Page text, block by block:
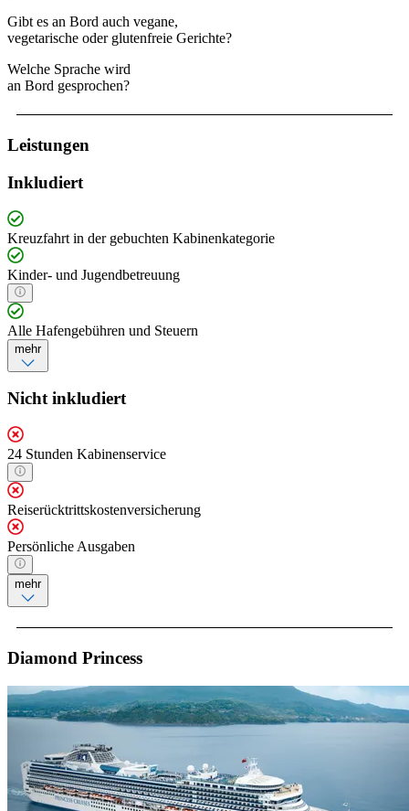
Gibt es an Bord auch vegane,
vegetarische oder glutenfreie Gerichte?
Welche Sprache wird
an Bord gesprochen?
Leistungen
Inkludiert
Kreuzfahrt in der gebuchten Kabinenkategorie
Kinder- und Jugendbetreuung
Alle Hafengebühren und Steuern
mehr
Nicht inkludiert
24 Stunden Kabinenservice
Reiserücktrittskostenversicherung
Persönliche Ausgaben
mehr
Diamond Princess